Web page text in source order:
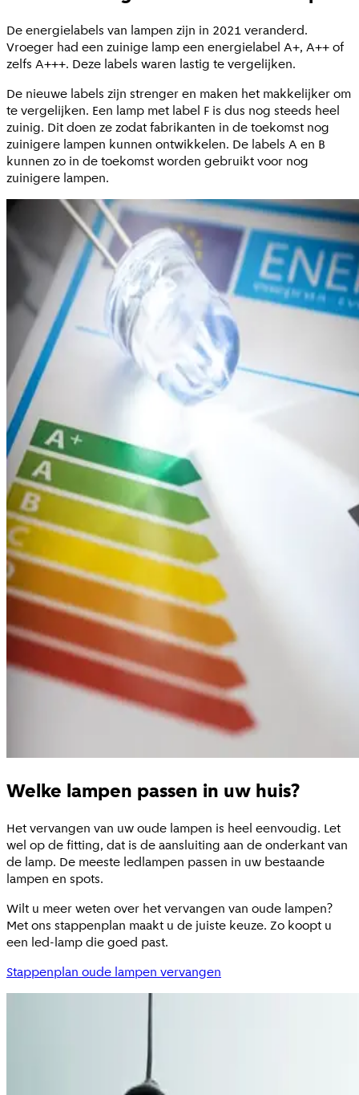
De energielabels van lampen zijn in 2021 veranderd.
Vroeger had een zuinige lamp een energielabel A+, A++ of
zelfs A+++. Deze labels waren lastig te vergelijken.
De nieuwe labels zijn strenger en maken het makkelijker om
te vergelijken. Een lamp met label F is dus nog steeds heel
zuinig. Dit doen ze zodat fabrikanten in de toekomst nog
zuinigere lampen kunnen ontwikkelen. De labels A en B
kunnen zo in de toekomst worden gebruikt voor nog
zuinigere lampen.
Welke lampen passen in uw huis?
Het vervangen van uw oude lampen is heel eenvoudig. Let
wel op de fitting, dat is de aansluiting aan de onderkant van
de lamp. De meeste ledlampen passen in uw bestaande
lampen en spots.
Wilt u meer weten over het vervangen van oude lampen?
Met ons stappenplan maakt u de juiste keuze. Zo koopt u
een led-lamp die goed past.
Stappenplan oude lampen vervangen